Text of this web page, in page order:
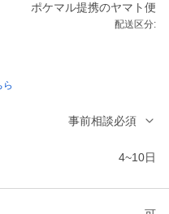
ポケマル提携のヤマト便
配送区分:
事前相談必須
4~10日